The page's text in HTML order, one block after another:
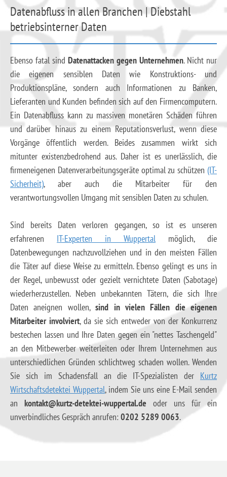
Datenabfluss in allen Branchen | Diebstahl
betriebsinterner Daten
Ebenso fatal sind Datenattacken gegen Unternehmen. Nicht nur
die eigenen sensiblen Daten wie Konstruktions- und
Produktionspläne, sondern auch Informationen zu Banken,
Lieferanten und Kunden befinden sich auf den Firmencomputern.
Ein Datenabfluss kann zu massiven monetären Schäden führen
und darüber hinaus zu einem Reputationsverlust, wenn diese
Vorgänge öffentlich werden. Beides zusammen wirkt sich
mitunter existenzbedrohend aus. Daher ist es unerlässlich, die
firmeneigenen Datenverarbeitungsgeräte optimal zu schützen (IT-
Sicherheit), aber auch die Mitarbeiter für den
verantwortungsvollen Umgang mit sensiblen Daten zu schulen.
Sind bereits Daten verloren gegangen, so ist es unseren
erfahrenen IT-Experten in Wuppertal möglich, die
Datenbewegungen nachzuvollziehen und in den meisten Fällen
die Täter auf diese Weise zu ermitteln. Ebenso gelingt es uns in
der Regel, unbewusst oder gezielt vernichtete Daten (Sabotage)
wiederherzustellen. Neben unbekannten Tätern, die sich Ihre
Daten aneignen wollen,sind in vielen Fällen die eigenen
Mitarbeiter involviert, da sie sich entweder von der Konkurrenz
bestechen lassen und Ihre Daten gegen ein "nettes Taschengeld"
an den Mitbewerber weiterleiten oder Ihrem Unternehmen aus
unterschiedlichen Gründen schlichtweg schaden wollen. Wenden
Sie sich im Schadensfall an die IT-Spezialisten der Kurtz
Wirtschaftsdetektei Wuppertal, indem Sie uns eine E-Mail senden
an kontakt@kurtz-detektei-wuppertal.de oder uns für ein
unverbindliches Gespräch anrufen: 0202 5289 0063.